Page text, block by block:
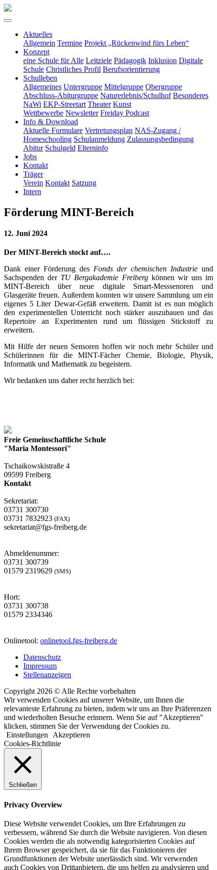
Aktuelles
Allgemein Termine Projekt „Rückenwind fürs Leben“
Konzept
eine Schule für Alle Leitziele Pädagogik Inklusion Digitale
Schule Christliches Profil Berufsorientierung
Schulleben
Allgemeines Untergruppe Mittelgruppe Obergruppe
Abschluss-Abiturgruppe Naturerlebnis/Schulhof Besonderes
NaWi EKP-Streetart Theater Kunst
Wettbewerbe Newsletter Freiday Podcast
Info & Download
Aktuelle Formulare Vertretungsplan NAS-Zugang /
Homeschooling Schulanmeldung Zulassungsbedingung
Abitur Schulgeld Elterninfo
Jobs
Kontakt
Träger
Verein Kontakt Satzung
Intern
Förderung MINT-Bereich
12. Juni 2024
Der MINT-Bereich stockt auf….
Dank einer Förderung des Fonds der chemischen Industrie und
Sachspenden der TU Bergakademie Freibergkönnen wir uns im
MINT-Bereich über neue digitale Smart-Messsenoren und
Glasgeräte freuen. Außerdem konnten wir unsere Sammlung um ein
eigenes 5 Liter Dewar-Gefäß erweitern. Damit ist es nun möglich
den experimentellen Unterricht noch stärker auszubauen und das
Repertoire an Experimenten rund um flüssigen Stickstoff zu
erweitern.
Mit Hilfe der neuen Sensoren hoffen wir noch mehr Schüler und
Schülerinnen für die MINT-Fächer Chemie, Biologie, Physik,
Informatik und Mathematik zu begeistern.
Wir bedanken uns daher recht herzlich bei:
Freie Gemeinschaftliche Schule
"Maria Montessori"
Tschaikowskistraße 4
09599 Freiberg
Kontakt
Sekretariat:
03731 300730
03731 7832923 (FAX)
sekretariat@fgs-freiberg.de
Abmeldenummer:
03731 300739
01579 2319629 (SMS)
Hort:
03731 300738
01579 2334346
Onlinetool: onlinetool.fgs-freiberg.de
Datenschutz
Impressum
Stellenanzeigen
Copyright 2026 © Alle Rechte vorbehalten
Wir verwenden Cookies auf unserer Website, um Ihnen die
relevanteste Erfahrung zu bieten, indem wir uns an Ihre Präferenzen
und wiederholten Besuche erinnern. Wenn Sie auf "Akzeptieren"
klicken, stimmen Sie der Verwendung der Cookies zu.
Einstellungen Akzeptieren
Cookies-Richtlinie
Schließen
Privacy Overview
Diese Website verwendet Cookies, um Ihre Erfahrungen zu
verbessern, während Sie durch die Website navigieren. Von diesen
Cookies werden die als notwendig kategorisierten Cookies auf
Ihrem Browser gespeichert, da sie für das Funktionieren der
Grundfunktionen der Website unerlässlich sind. Wir verwenden
auch Cookies von Drittanbietern, die uns helfen zu analysieren und